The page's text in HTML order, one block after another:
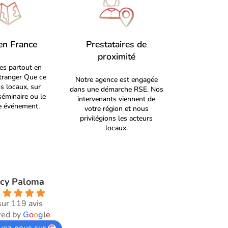
France
partout en
Que ce
locaux, sur
ou le
événement.
Prestataires de
proximité
Notre agence est engagée
dans une démarche RSE. Nos
intervenants viennent de
votre région et nous
privilégions les acteurs
locaux.
Paloma
119 avis
by Google